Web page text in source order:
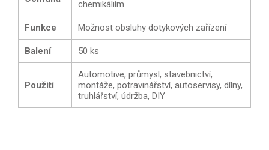
chemikáliím
Funkce Možnost obsluhy dotykových zařízení
Balení 50 ks
Použití
Automotive, průmysl, stavebnictví,
montáže, potravinářství, autoservisy, dílny,
truhlářství, údržba, DIY